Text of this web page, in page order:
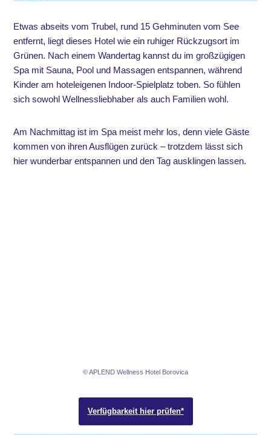
Etwas abseits vom Trubel, rund 15 Gehminuten vom See
entfernt, liegt dieses Hotel wie ein ruhiger Rückzugsort im
Grünen. Nach einem Wandertag kannst du im großzügigen
Spa mit Sauna, Pool und Massagen entspannen, während
Kinder am hoteleigenen Indoor-Spielplatz toben. So fühlen
sich sowohl Wellnessliebhaber als auch Familien wohl.
Am Nachmittag ist im Spa meist mehr los, denn viele Gäste
kommen von ihren Ausflügen zurück – trotzdem lässt sich
hier wunderbar entspannen und den Tag ausklingen lassen.
© APLEND Wellness Hotel Borovica
Verfügbarkeit hier prüfen*